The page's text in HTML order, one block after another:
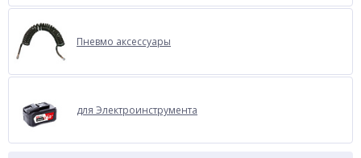
Пневмо аксессуары
для Электроинструмента